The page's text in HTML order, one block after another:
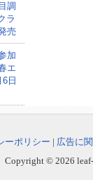
調
ラ
売
加
エ
日
ーポリシー | 広告に
Copyright © 2026